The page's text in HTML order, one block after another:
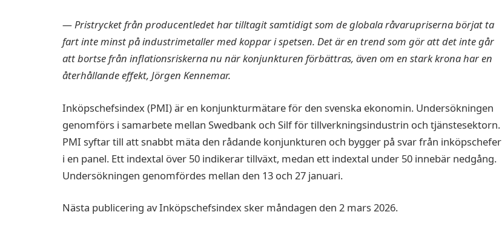
— Pristrycket från producentledet har tilltagit samtidigt som de globala råvarupriserna börjat ta
fart inte minst på industrimetaller med koppar i spetsen. Det är en trend som gör att det inte går
att bortse från inflationsriskerna nu när konjunkturen förbättras, även om en stark krona har en
återhållande effekt, Jörgen Kennemar.
Inköpschefsindex (PMI) är en konjunkturmätare för den svenska ekonomin. Undersökningen
genomförs i samarbete mellan Swedbank och Silf för tillverkningsindustrin och tjänstesektorn.
PMI syftar till att snabbt mäta den rådande konjunkturen och bygger på svar från inköpschefer
i en panel. Ett indextal över 50 indikerar tillväxt, medan ett indextal under 50 innebär nedgång.
Undersökningen genomfördes mellan den 13 och 27 januari.
Nästa publicering av Inköpschefsindex sker måndagen den 2 mars 2026.